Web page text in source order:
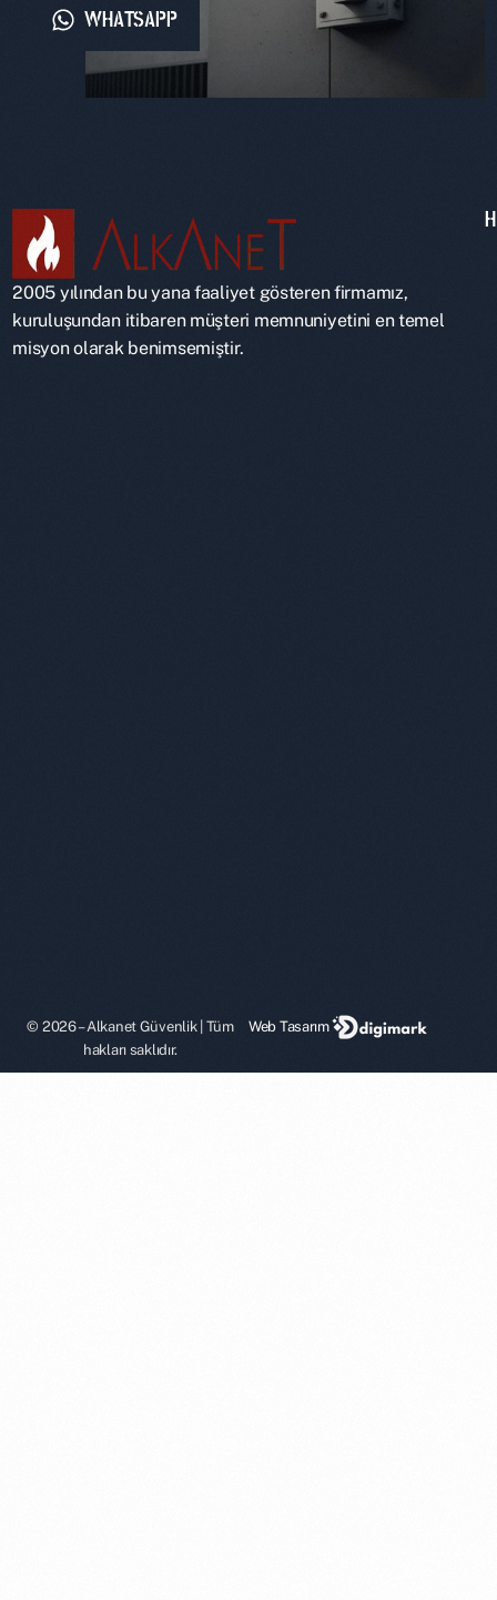
WHATSAPP
2005 yılından bu yana faaliyet gösteren firmamız,
kuruluşundan itibaren müşteri memnuniyetini en temel
misyon olarak benimsemiştir.
© 2026 – Alkanet Güvenlik | Tüm
hakları saklıdır.
Web Tasarım